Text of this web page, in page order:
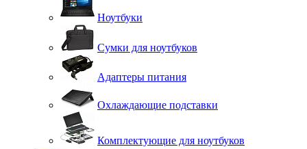
Ноутбуки
Сумки для ноутбуков
Адаптеры питания
Охлаждающие подставки
Комплектующие для ноутбуков